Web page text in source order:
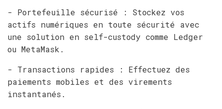
- Portefeuille sécurisé : Stockez vos
actifs numériques en toute sécurité avec
une solution en self-custody comme Ledger
ou MetaMask.
- Transactions rapides : Effectuez des
paiements mobiles et des virements
instantanés.